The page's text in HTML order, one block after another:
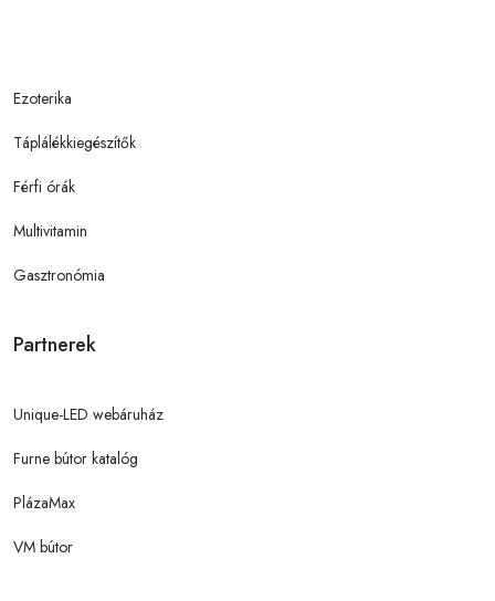
Ezoterika
Táplálékkiegészítők
Férfi órák
Multivitamin
Gasztronómia
Partnerek
Unique-LED webáruház
Furne bútor katalóg
PlázaMax
VM bútor